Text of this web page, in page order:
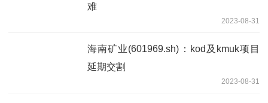
难
2023-08-31
海南矿业(601969.sh)：kod及kmuk项目
延期交割
2023-08-31